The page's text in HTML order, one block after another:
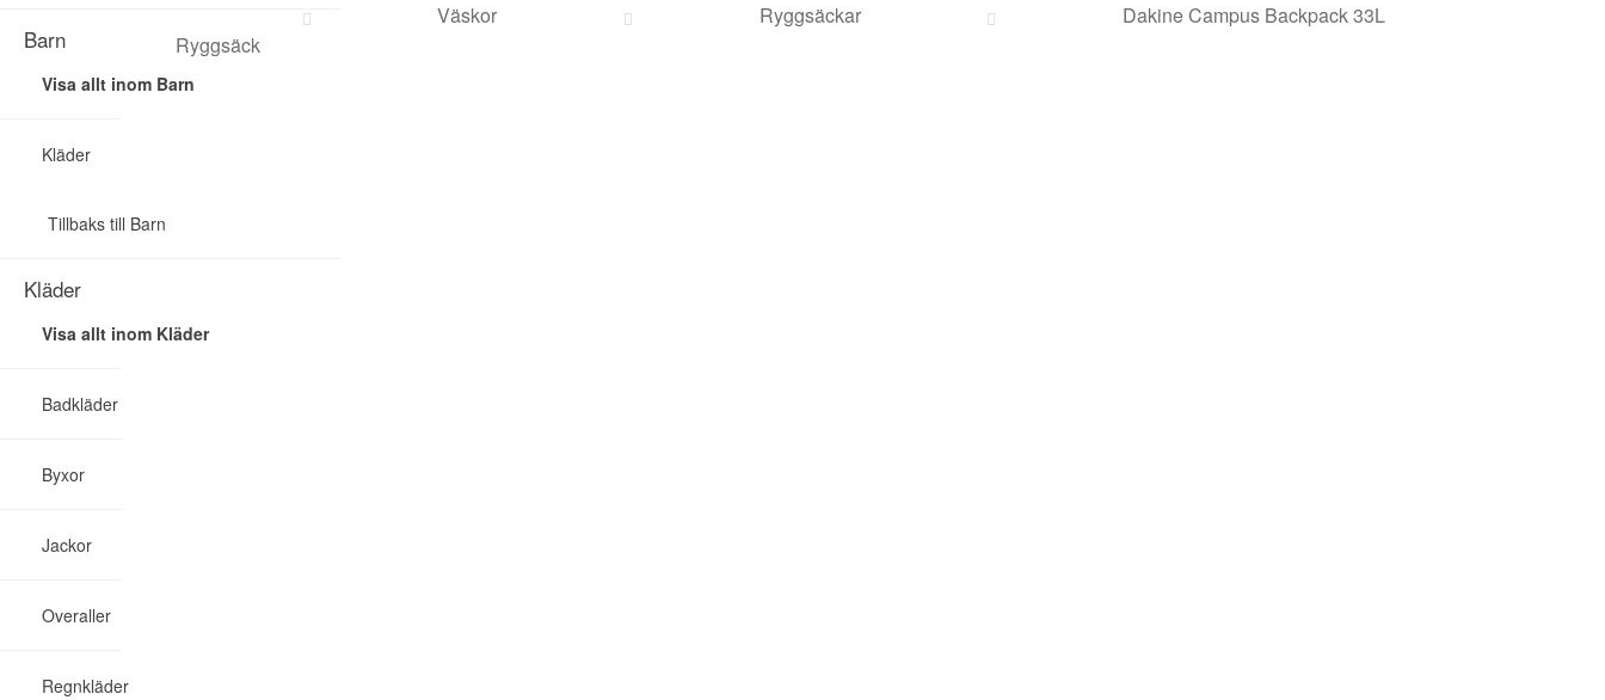
Barn
Visa allt inom Barn
Kläder
Tillbaks till Barn
Kläder
Visa allt inom Kläder
Badkläder
Byxor
Jackor
Overaller
Regnkläder
Väskor
Ryggsäckar
Dakine Campus Backpack 33L
Ryggsäck